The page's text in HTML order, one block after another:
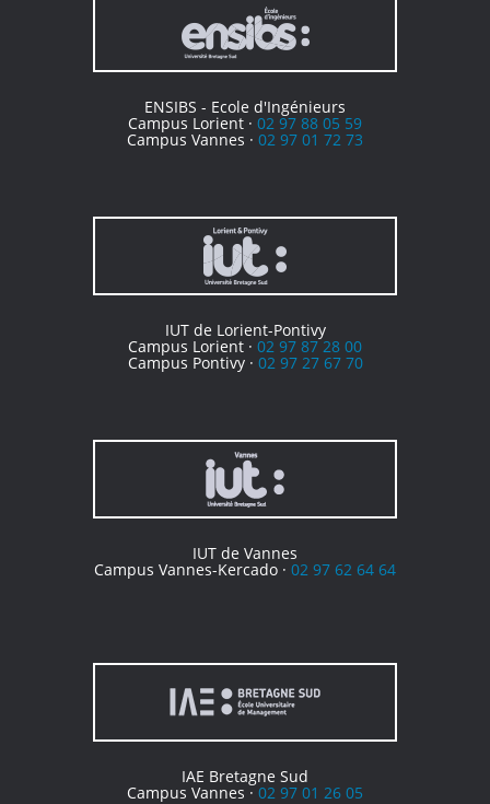
ENSIBS - Ecole d'Ingénieurs
Campus Lorient · 02 97 88 05 59
Campus Vannes · 02 97 01 72 73
IUT de Lorient-Pontivy
Campus Lorient · 02 97 87 28 00
Campus Pontivy · 02 97 27 67 70
IUT de Vannes
Campus Vannes-Kercado · 02 97 62 64 64
IAE Bretagne Sud
Campus Vannes ·02 97 01 26 05